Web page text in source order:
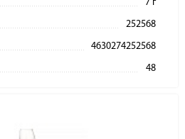
7 г
252568
4630274252568
48